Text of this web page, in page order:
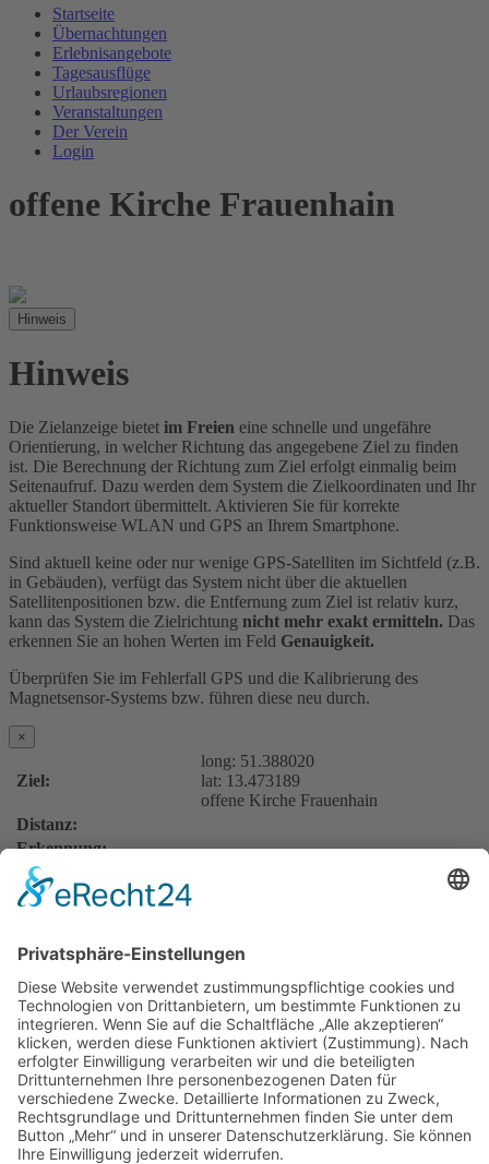
Startseite
Übernachtungen
Erlebnisangebote
Tagesausflüge
Urlaubsregionen
Veranstaltungen
Der Verein
Login
offene Kirche Frauenhain
Hinweis
Hinweis
Die Zielanzeige bietet im Freien eine schnelle und ungefähre
Orientierung, in welcher Richtung das angegebene Ziel zu finden
ist. Die Berechnung der Richtung zum Ziel erfolgt einmalig beim
Seitenaufruf. Dazu werden dem System die Zielkoordinaten und Ihr
aktueller Standort übermittelt. Aktivieren Sie für korrekte
Funktionsweise WLAN und GPS an Ihrem Smartphone.
Sind aktuell keine oder nur wenige GPS-Satelliten im Sichtfeld (z.B.
in Gebäuden), verfügt das System nicht über die aktuellen
Satellitenpositionen bzw. die Entfernung zum Ziel ist relativ kurz,
kann das System die Zielrichtung nicht mehr exakt ermitteln. Das
erkennen Sie an hohen Werten im Feld Genauigkeit.
Überprüfen Sie im Fehlerfall GPS und die Kalibrierung des
Magnetsensor-Systems bzw. führen diese neu durch.
×
Ziel:
long: 51.388020
lat: 13.473189
offene Kirche Frauenhain
Distanz:
Erkennung:
Auflösung:
Öffnungszeiten: April - September täglich 9.00 - 18.00 Uhr
Kontakt über Ev.-Luth. Kirchgemeinde Frauenhain
Hauptstraße 58
01609 Röderaue OT Frauenhain
Tel. 035263-68564
Für Kurzentschlossene
Ganz einfach sachsenweit eine Unterkunft finden: Über den Button
unten gelangen Sie direkt zum Buchungsportal der Tourismus
Marketing Gesellschaft Sachsen.